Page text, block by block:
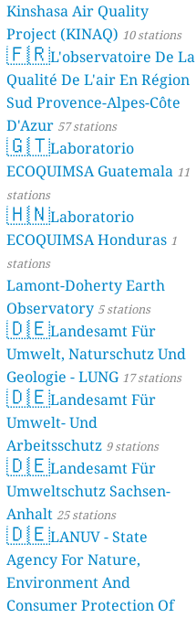
Kinshasa Air Quality
Project (KINAQ) 10 stations
🇫🇷L'observatoire De La
Qualité De L'air En Région
Sud Provence-Alpes-Côte
D'Azur 57 stations
🇬🇹Laboratorio
ECOQUIMSA Guatemala 11
stations
🇭🇳Laboratorio
ECOQUIMSA Honduras 1
stations
Lamont-Doherty Earth
Observatory 5 stations
🇩🇪Landesamt Für
Umwelt, Naturschutz Und
Geologie - LUNG 17 stations
🇩🇪Landesamt Für
Umwelt- Und
Arbeitsschutz 9 stations
🇩🇪Landesamt Für
Umweltschutz Sachsen-
Anhalt 25 stations
🇩🇪LANUV - State
Agency For Nature,
Environment And
Consumer Protection Of